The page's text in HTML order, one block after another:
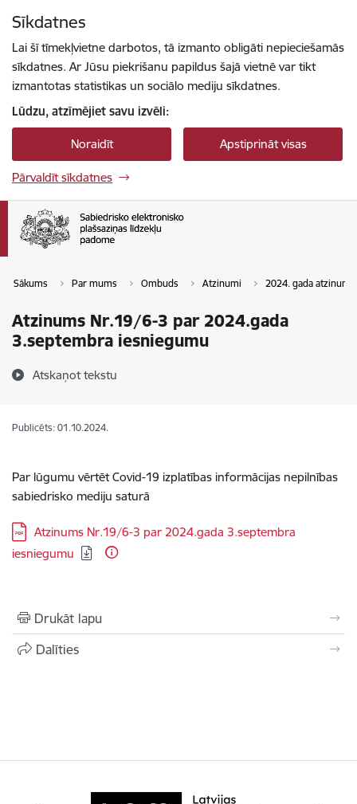
Sīkdatnes
Lai šī tīmekļvietne darbotos, tā izmanto obligāti nepieciešamās
sīkdatnes. Ar Jūsu piekrišanu papildus šajā vietnē var tikt
izmantotas statistikas un sociālo mediju sīkdatnes.
Lūdzu, atzīmējiet savu izvēli:
Noraidīt Apstiprināt visas
Pārvaldīt sīkdatnes
Sākums Par mums Ombuds Atzinumi 2024. gada atzinumi
Atzinums Nr.19/6-3 par 2024.gada
3.septembra iesniegumu
Atskaņot tekstu
Publicēts: 01.10.2024.
Par lūgumu vērtēt Covid-19 izplatības informācijas nepilnības
sabiedrisko mediju saturā
Lejupielādēt:
Atzinums Nr.19/6-3 par 2024.gada 3.septembra
iesniegumu
Drukāt lapu
Dalīties